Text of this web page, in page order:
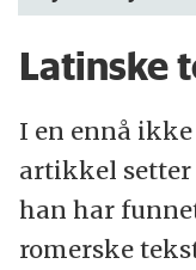
Latinske
I en ennå
artikkel setter
han har
romerske